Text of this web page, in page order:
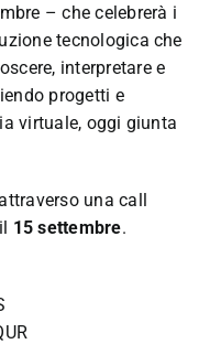
– che celebrerà i
tecnologica che
interpretare e
progetti e
virtuale, oggi giunta
una call
15 settembre.